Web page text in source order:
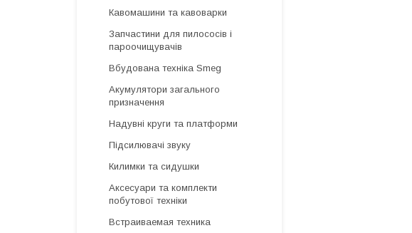
Кавомашини та кавоварки
Запчастини для пилососів і
пароочищувачів
Вбудована техніка Smeg
Акумулятори загального
призначення
Надувні круги та платформи
Підсилювачі звуку
Килимки та сидушки
Аксесуари та комплекти
побутової техніки
Встраиваемая техника